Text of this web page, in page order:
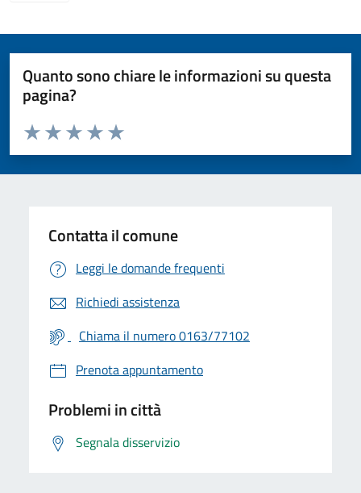
Quanto sono chiare le informazioni su questa
pagina?
Valuta da 1 a 5 stelle la pagina
Valuta 5 stelle su 5
Valuta 4 stelle su 5
Valuta 3 stelle su 5
Valuta 2 stelle su 5
Valuta 1 stelle su 5
Contatta il comune
Leggi le domande frequenti
Richiedi assistenza
Chiama il numero 0163/77102
Prenota appuntamento
Problemi in città
Segnala disservizio